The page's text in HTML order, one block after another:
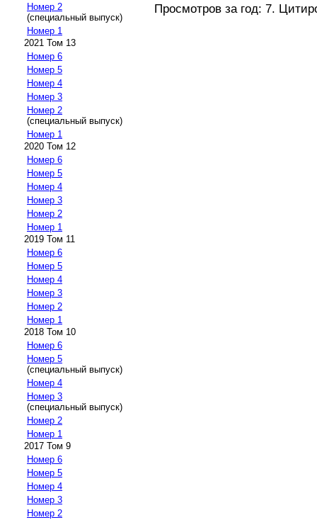
Номер 2
(специальный выпуск)
Номер 1
2021 Том 13
Номер 6
Номер 5
Номер 4
Номер 3
Номер 2
(специальный выпуск)
Номер 1
2020 Том 12
Номер 6
Номер 5
Номер 4
Номер 3
Номер 2
Номер 1
2019 Том 11
Номер 6
Номер 5
Номер 4
Номер 3
Номер 2
Номер 1
2018 Том 10
Номер 6
Номер 5
(специальный выпуск)
Номер 4
Номер 3
(специальный выпуск)
Номер 2
Номер 1
2017 Том 9
Номер 6
Номер 5
Номер 4
Номер 3
Номер 2
Просмотров за год: 7.